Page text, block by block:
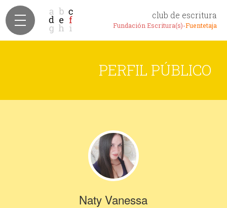
club de escritura
Fundación Escritura(s)-Fuentetaja
PERFIL PÚBLICO
Naty Vanessa